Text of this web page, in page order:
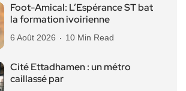
Foot-Amical: L’Espérance ST bat
la formation ivoirienne
6 Août 2026 10 Min Read
Cité Ettadhamen : un métro
caillassé par